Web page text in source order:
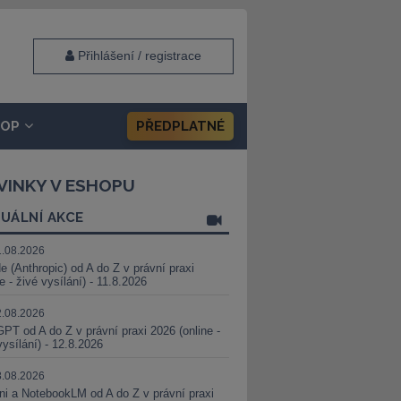
Přihlášení / registrace
PŘEDPLATNÉ
V ESHOPU
AKCE
(Anthropic) od A do Z v právní praxi
- živé vysílání) - 11.8.2026
od A do Z v právní praxi 2026 (online -
- 12.8.2026
a NotebookLM od A do Z v právní praxi